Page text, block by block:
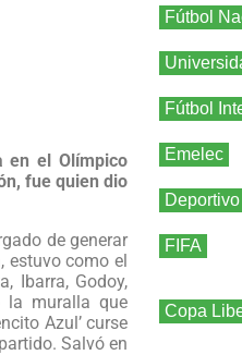
en el Olímpico
fue quien dio
de generar
como el
Ibarra, Godoy,
la muralla que
Azul’ curse
Salvó en
Fútbol
Fútbol
Emelec
FIFA
Copa